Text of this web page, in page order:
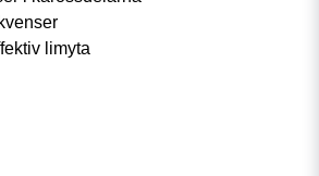
limyta